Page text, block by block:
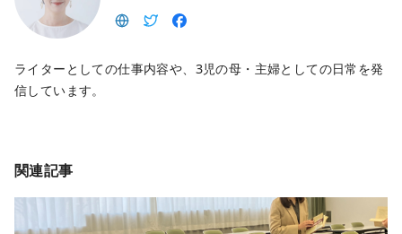
ライターとしての仕事内容や、3児の母・主婦としての日常を発
信しています。
関連記事